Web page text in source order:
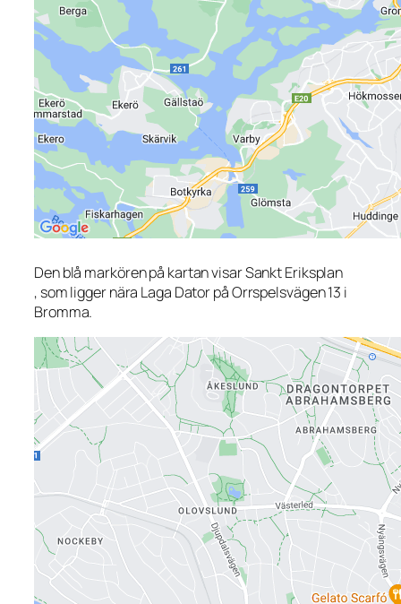
Den blå markören på kartan visar Sankt Eriksplan
, som ligger nära Laga Dator på Orrspelsvägen 13 i
Bromma.